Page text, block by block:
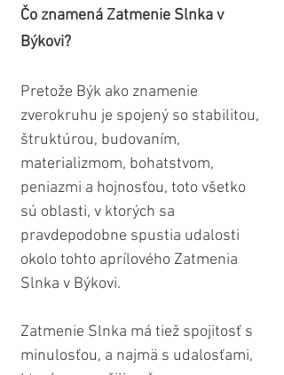
Čo znamená Zatmenie Slnka v
Býkovi?
Pretože Býk ako znamenie
zverokruhu je spojený so stabilitou,
štruktúrou, budovaním,
materializmom, bohatstvom,
peniazmi a hojnosťou, toto všetko
sú oblasti, v ktorých sa
pravdepodobne spustia udalosti
okolo tohto aprílového Zatmenia
Slnka v Býkovi.
Zatmenie Slnka má tiež spojitosť s
minulosťou, a najmä s udalosťami,